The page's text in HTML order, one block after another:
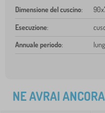
Dimensione del cuscino:
Esecuzione:
Annuale periodo:
NE AVRAI